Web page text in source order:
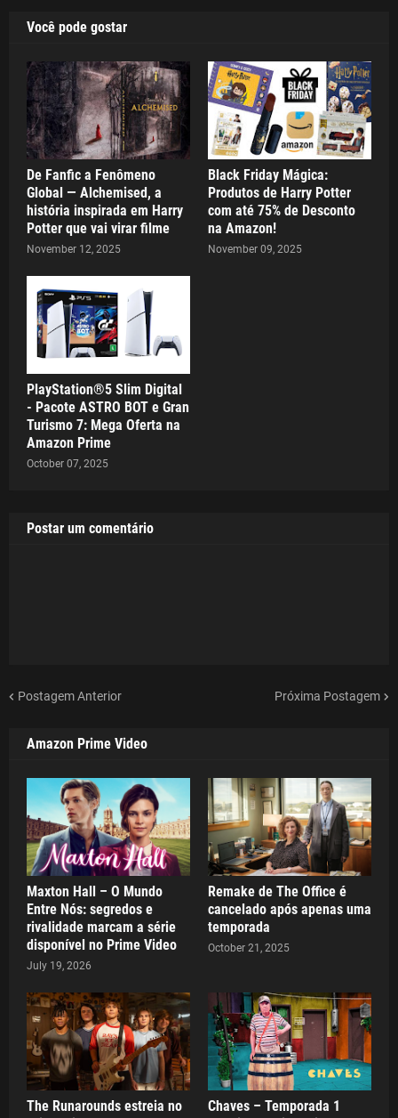
Você pode gostar
De Fanfic a Fenômeno
Global — Alchemised, a
história inspirada em Harry
Potter que vai virar filme
November 12, 2025
Black Friday Mágica:
Produtos de Harry Potter
com até 75% de Desconto
na Amazon!
November 09, 2025
PlayStation®5 Slim Digital
- Pacote ASTRO BOT e Gran
Turismo 7: Mega Oferta na
Amazon Prime
October 07, 2025
Postar um comentário
Postagem Anterior Próxima Postagem
Amazon Prime Video
Maxton Hall – O Mundo
Entre Nós: segredos e
rivalidade marcam a série
disponível no Prime Video
July 19, 2026
Remake de The Office é
cancelado após apenas uma
temporada
October 21, 2025
The Runarounds estreia no
Chaves – Temporada 1